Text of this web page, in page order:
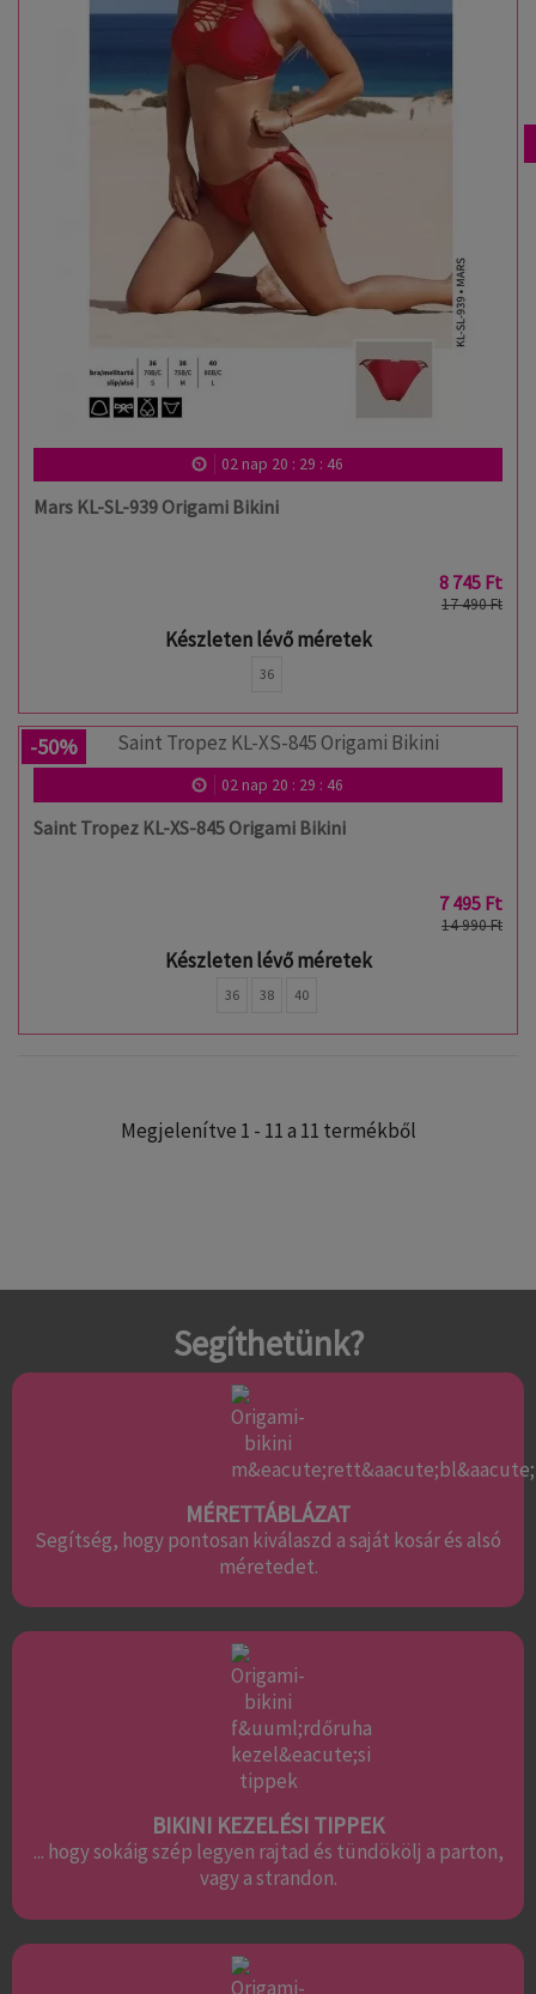
02 nap 20 : 29 : 46
Mars KL-SL-939 Origami Bikini
8 745 Ft
17 490 Ft
Készleten lévő méretek
36
-50%
02 nap 20 : 29 : 46
Saint Tropez KL-XS-845 Origami Bikini
7 495 Ft
14 990 Ft
Készleten lévő méretek
36 38 40
Megjelenítve 1 - 11 a 11 termékből
Segíthetünk?
MÉRETTÁBLÁZAT
Segítség, hogy pontosan kiválaszd a saját kosár és alsó
méretedet.
BIKINI KEZELÉSI TIPPEK
... hogy sokáig szép legyen rajtad és tündökölj a parton,
vagy a strandon.